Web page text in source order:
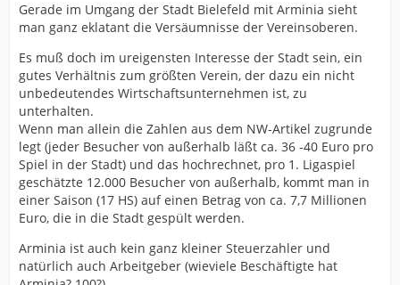
Gerade im Umgang der Stadt Bielefeld mit Arminia sieht
man ganz eklatant die Versäumnisse der Vereinsoberen.
Es muß doch im ureigensten Interesse der Stadt sein, ein
gutes Verhältnis zum größten Verein, der dazu ein nicht
unbedeutendes Wirtschaftsunternehmen ist, zu
unterhalten.
Wenn man allein die Zahlen aus dem NW-Artikel zugrunde
legt (jeder Besucher von außerhalb läßt ca. 36 -40 Euro pro
Spiel in der Stadt) und das hochrechnet, pro 1. Ligaspiel
geschätzte 12.000 Besucher von außerhalb, kommt man in
einer Saison (17 HS) auf einen Betrag von ca. 7,7 Millionen
Euro, die in die Stadt gespült werden.
Arminia ist auch kein ganz kleiner Steuerzahler und
natürlich auch Arbeitgeber (wieviele Beschäftigte hat